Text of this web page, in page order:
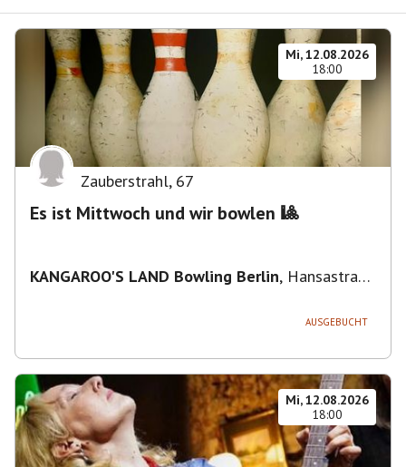
Mi, 12.08.2026
18:00
Zauberstrahl, 67
Es ist Mittwoch und wir bowlen 🎱
KANGAROO'S LAND Bowling Berlin, Hansastraße
AUSGEBUCHT
Mi, 12.08.2026
18:00